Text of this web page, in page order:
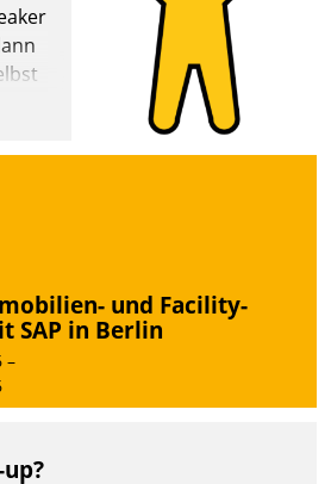
und Facility-
SAP in Berlin
–